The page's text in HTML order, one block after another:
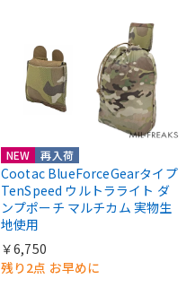
NEW 再入荷
Cootac BlueForceGearタイプ
TenSpeed ウルトラライト ダ
ンプポーチ マルチカム 実物生
地使用
￥6,750
残り2点 お早めに